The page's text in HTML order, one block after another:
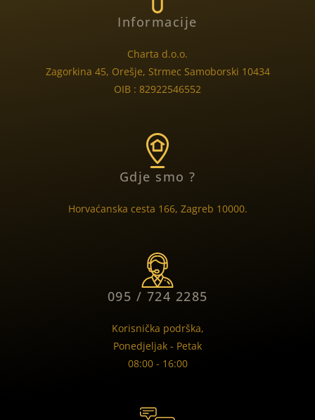
Informacije
Charta d.o.o.
Zagorkina 45, Orešje, Strmec Samoborski 10434
OIB : 82922546552
Gdje smo ?
Horvaćanska cesta 166, Zagreb 10000.
095 / 724 2285
Korisnička podrška,
Ponedjeljak - Petak
08:00 - 16:00